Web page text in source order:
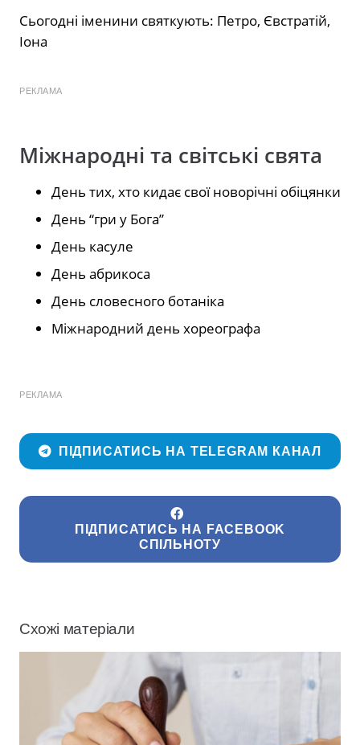
Сьогодні іменини святкують: Петро, Євстратій,
Іона
РЕКЛАМА
Міжнародні та світські свята
День тих, хто кидає свої новорічні обіцянки
День “гри у Бога”
День касуле
День абрикоса
День словесного ботаніка
Міжнародний день хореографа
РЕКЛАМА
ПІДПИСАТИСЬ НА TELEGRAM КАНАЛ
ПІДПИСАТИСЬ НА FACEBOOK
СПІЛЬНОТУ
Схожі матеріали